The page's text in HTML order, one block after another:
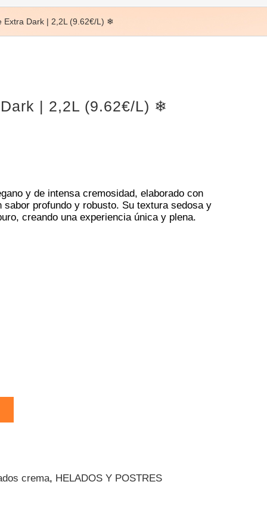
Extra Dark | 2,2L (9.62€/L) ❄
| 2,2L (9.62€/L) ❄
y de intensa cremosidad, elaborado con
profundo y robusto. Su textura sedosa y
creando una experiencia única y plena.
crema, HELADOS Y POSTRES